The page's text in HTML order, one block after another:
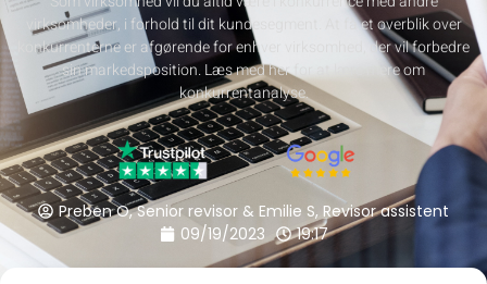
virksomheder, i forhold til dit kundesegment. At få et overblik over
konkurrenterne er afgørende for enhver virksomhed, der vil forbedre
sin markedsposition. Læs med her for at lære mere om
konkurrentanalyse.
Preben O, Senior revisor & Emilie S, Revisor assistent
09/19/2023
19:17